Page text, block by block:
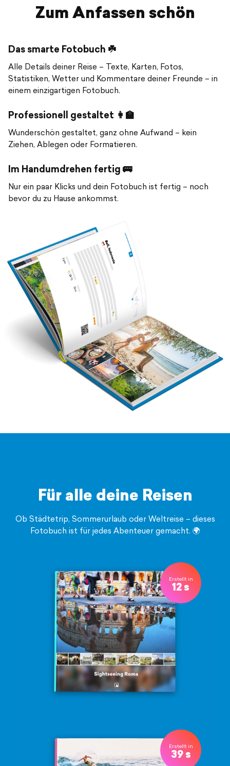
Zum Anfassen schön
Das smarte Fotobuch ☘️
Alle Details deiner Reise – Texte, Karten, Fotos,
Statistiken, Wetter und Kommentare deiner Freunde – in
einem einzigartigen Fotobuch.
Professionell gestaltet 👩‍🏫
Wunderschön gestaltet, ganz ohne Aufwand – kein
Ziehen, Ablegen oder Formatieren.
Im Handumdrehen fertig 🚌
Nur ein paar Klicks und dein Fotobuch ist fertig – noch
bevor du zu Hause ankommst.
Für alle deine Reisen
Ob Städtetrip, Sommerurlaub oder Weltreise – dieses
Fotobuch ist für jedes Abenteuer gemacht. 🌍
Erstellt in
12 s
Erstellt in
39 s